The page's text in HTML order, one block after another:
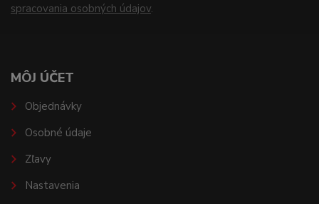
spracovania osobných údajov.
MÔJ ÚČET
Objednávky
Osobné údaje
Zľavy
Nastavenia